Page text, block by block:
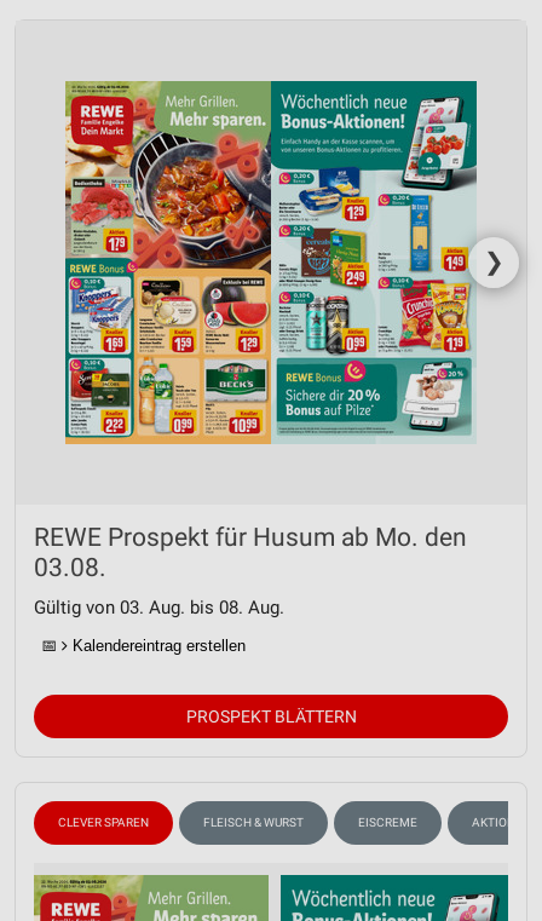
❯
REWE Prospekt für Husum ab Mo. den
03.08.
Gültig von 03. Aug. bis 08. Aug.
📅 Kalendereintrag erstellen
PROSPEKT BLÄTTERN
CLEVER SPAREN FLEISCH & WURST EISCREME AKTIONEN,